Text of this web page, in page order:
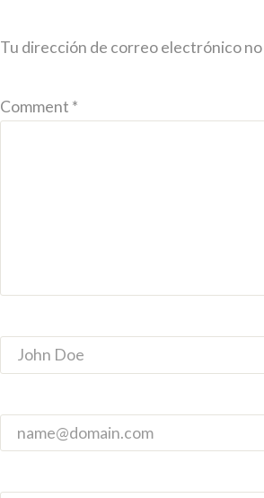
Tu dirección de correo electrónico no
Comment *